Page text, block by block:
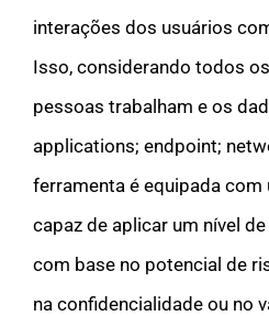
interações dos usuários
Isso, considerando todos
pessoas trabalham e os
applications; endpoint;
ferramenta é equipada
capaz de aplicar um nível
com base no potencial de
na confidencialidade ou no